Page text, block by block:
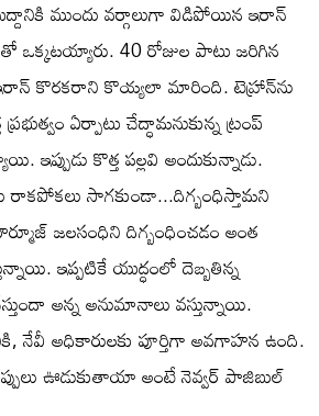
ముందు వర్గాలుగా విడిపోయిన ఇరాన్‌
ఒక్కటయ్యారు. 40 రోజుల పాటు జరిగిన
కొరకరాని కొయ్యలా మారింది. టెహ్రాన్‌ను
ఏర్పాటు చేద్ధామనుకున్న ట్రంప్‌
కొత్త పల్లవి అందుకున్నాడు.
రాకపోకలు సాగకుండా...దిగ్బంధిస్తామని
జలసంధిని దిగ్బంధించడం అంత
ఇప్పటికే యుద్ధంలో దెబ్బతిన్న
అన్న అనుమానాలు వస్తున్నాయి.
నేవీ అధికారులకు పూర్తిగా అవగాహన ఉంది.
ఊడుకుతాయా అంటే నెవ్వర్‌ పాజిబుల్